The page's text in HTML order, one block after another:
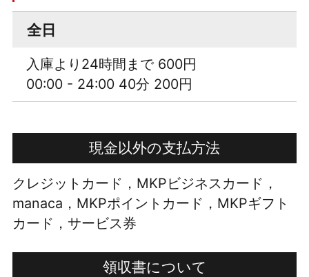
全日
入庫より24時間まで 600円
00:00 - 24:00 40分 200円
現金以外の支払方法
クレジットカード，MKPビジネスカード，
manaca，MKPポイントカード，MKPギフト
カード，サービス券
領収書について